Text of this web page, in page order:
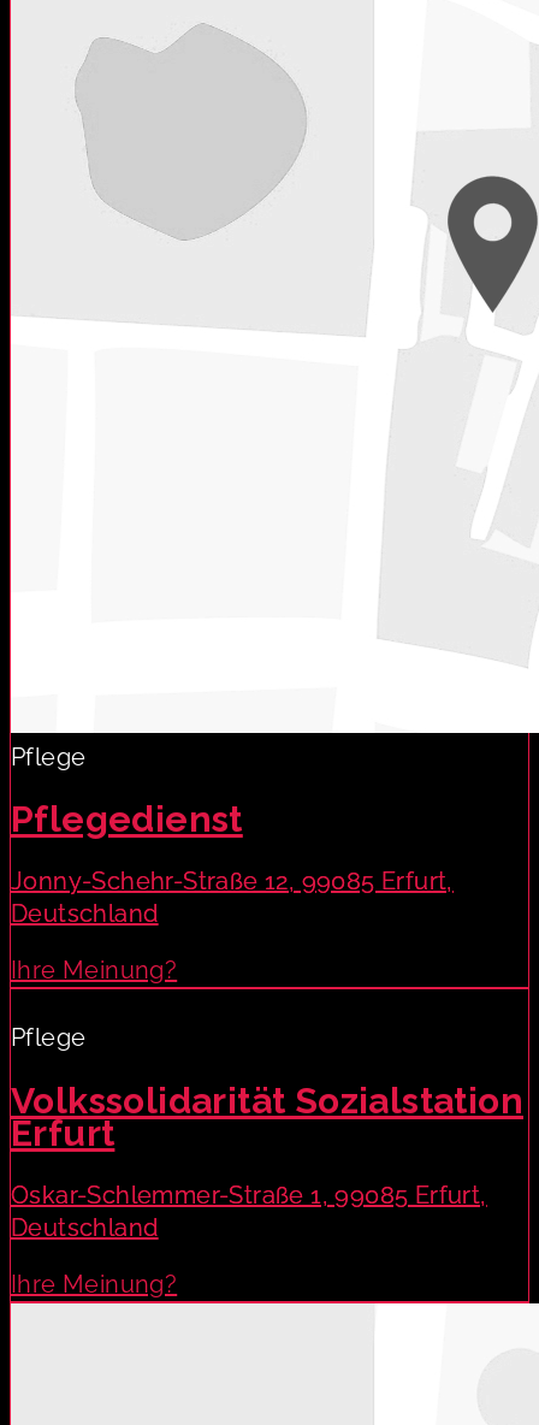
Pflege
Pflegedienst
Jonny-Schehr-Straße 12, 99085 Erfurt,
Deutschland
Ihre Meinung?
Pflege
Volkssolidarität Sozialstation
Erfurt
Oskar-Schlemmer-Straße 1, 99085 Erfurt,
Deutschland
Ihre Meinung?